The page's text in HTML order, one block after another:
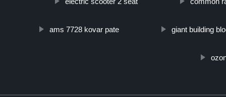
ams 7728 kovar pate giant building